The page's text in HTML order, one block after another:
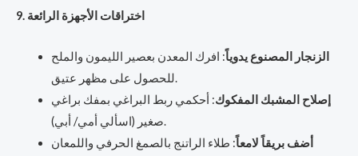
9. اختراقات الأجهزة الرائعة
الزنجار المصنوع يدوياً: افرك المعدن بعصير الليمون والملح
للحصول على مظهر عتيق.
إصلاح المشبك المفكوك: أحكمي ربط البراغي بمفك براغي
صغير (اسألي أمي/ أبي).
أضف بريقاً لامعاً: طلاء الراتنج بالصمغ الحرفي واللمعان